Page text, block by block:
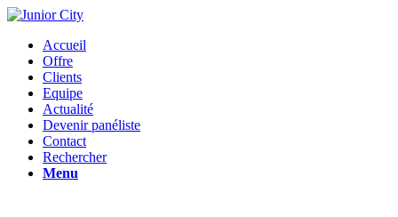
Accueil
Offre
Clients
Equipe
Actualité
Devenir panéliste
Contact
Rechercher
Menu